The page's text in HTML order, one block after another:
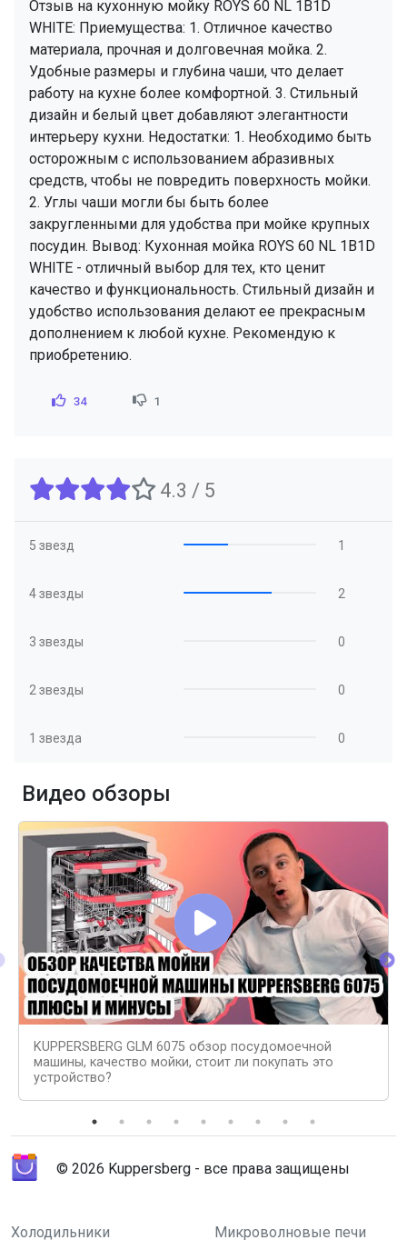
Отзыв на кухонную мойку ROYS 60 NL 1B1D
WHITE: Приемущества: 1. Отличное качество
материала, прочная и долговечная мойка. 2.
Удобные размеры и глубина чаши, что делает
работу на кухне более комфортной. 3. Стильный
дизайн и белый цвет добавляют элегантности
интерьеру кухни. Недостатки: 1. Необходимо быть
осторожным с использованием абразивных
средств, чтобы не повредить поверхность мойки.
2. Углы чаши могли бы быть более
закругленными для удобства при мойке крупных
посудин. Вывод: Кухонная мойка ROYS 60 NL 1B1D
WHITE - отличный выбор для тех, кто ценит
качество и функциональность. Стильный дизайн и
удобство использования делают ее прекрасным
дополнением к любой кухне. Рекомендую к
приобретению.
34 1
4.3 / 5
5 звезд 1
4 звезды 2
3 звезды 0
2 звезды 0
1 звезда 0
Видео обзоры
KUPPERSBERG GLM 6075 обзор посудомоечной
машины, качество мойки, стоит ли покупать это
устройство?
© 2026 Kuppersberg - все права защищены
Холодильники
Микроволновые печи